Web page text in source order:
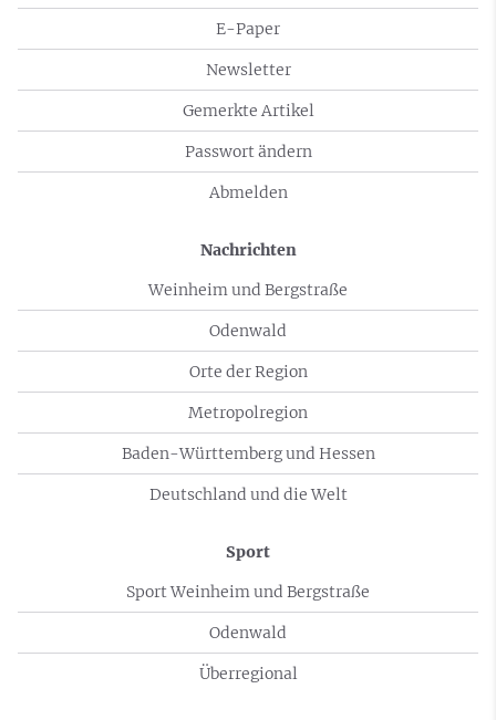
E-Paper
Newsletter
Gemerkte Artikel
Passwort ändern
Abmelden
Nachrichten
Weinheim und Bergstraße
Odenwald
Orte der Region
Metropolregion
Baden-Württemberg und Hessen
Deutschland und die Welt
Sport
Sport Weinheim und Bergstraße
Odenwald
Überregional